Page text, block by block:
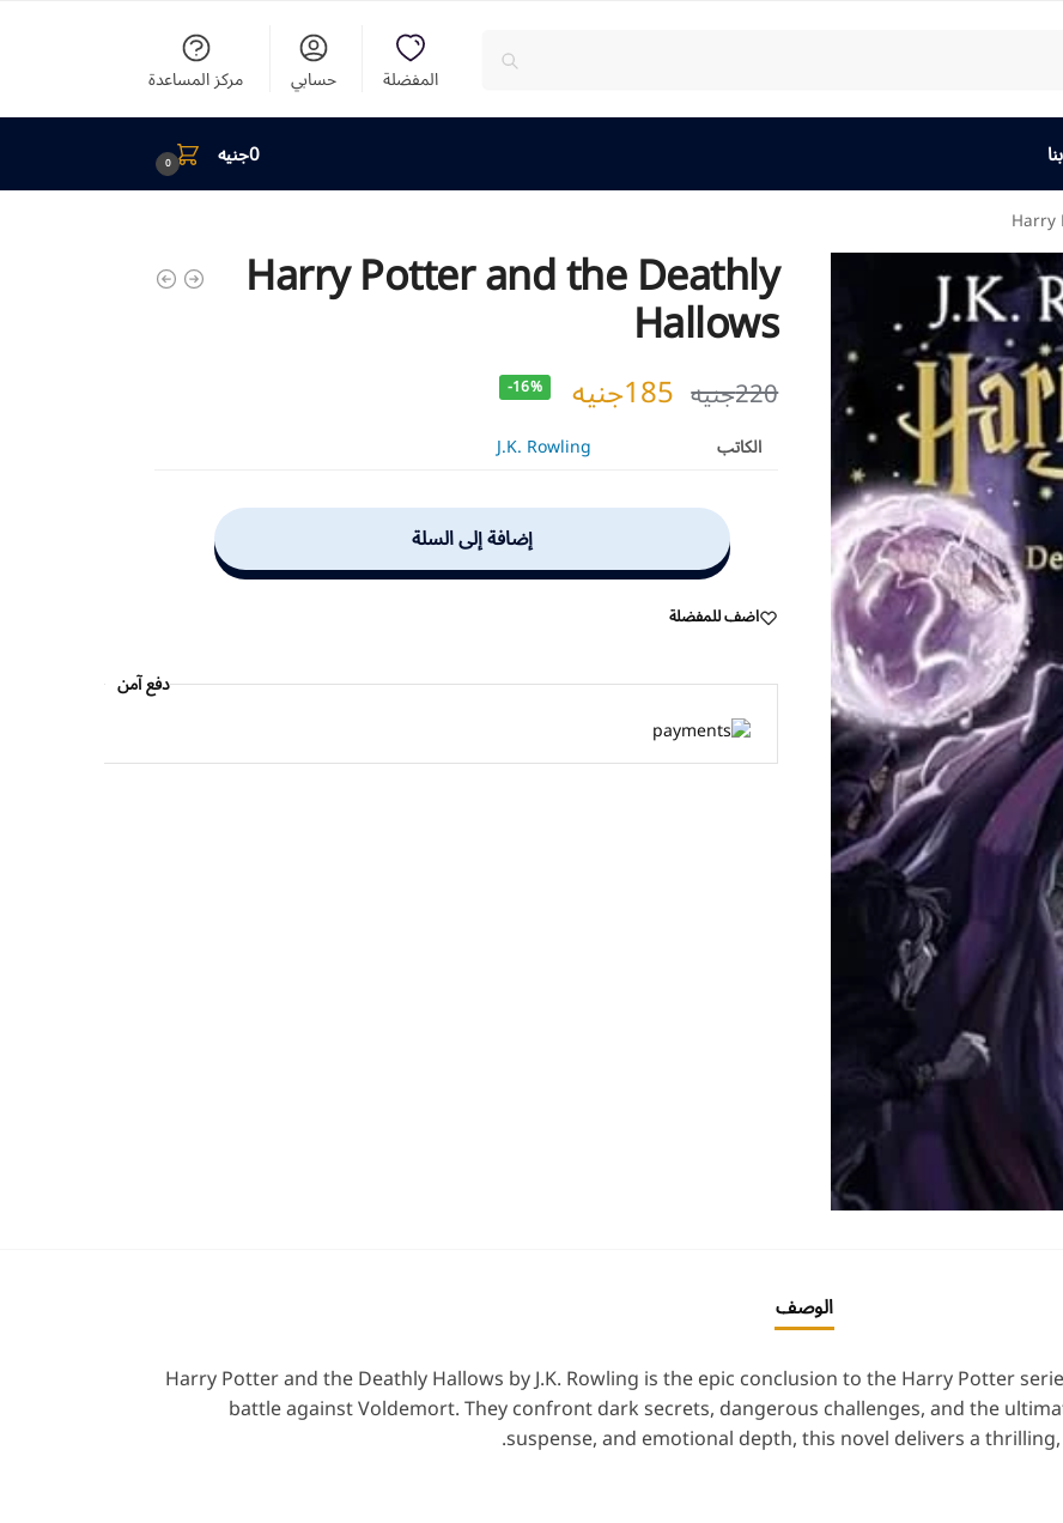
المفضلة حسابي مركز المساعدة
0جنيه 0
Harry
Harry Potter and the Deathly
Hallows
220جنيه 185جنيه -16%
الكاتب J.K. Rowling
إضافة إلى السلة
اضف للمفضلة
دفع آمن
الوصف
Harry Potter and the Deathly Hallows by J.K. Rowling is the epic conclusion to the Harry Potter
battle against Voldemort. They confront dark secrets, dangerous challenges, and the
suspense, and emotional depth, this novel delivers a